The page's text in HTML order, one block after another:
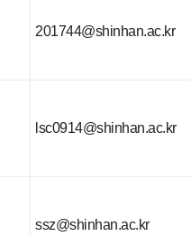
201744@shinhan.ac.kr
lsc0914@shinhan.ac.kr
ssz@shinhan.ac.kr